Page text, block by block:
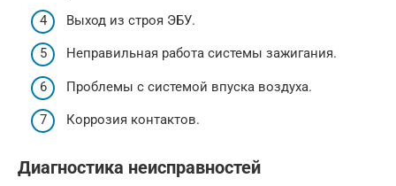
Выход из строя ЭБУ.
Неправильная работа системы зажигания.
Проблемы с системой впуска воздуха.
Коррозия контактов.
Диагностика неисправностей